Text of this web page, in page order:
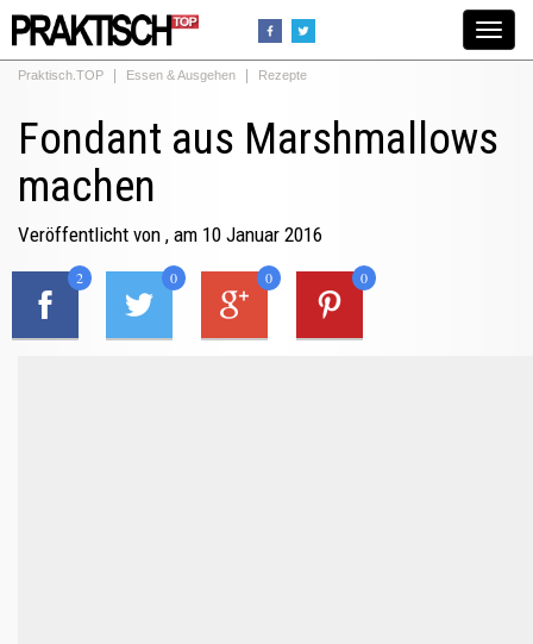
Toggle
Praktisch.TOP Essen & Ausgehen Rezepte
Fondant aus Marshmallows
machen
Veröffentlicht von , am 10 Januar 2016
2 0 0 0